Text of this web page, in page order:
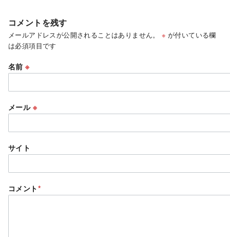
コメントを残す
メールアドレスが公開されることはありません。 ※ が付いている欄
は必須項目です
名前※
メール ※
サイト
コメント*